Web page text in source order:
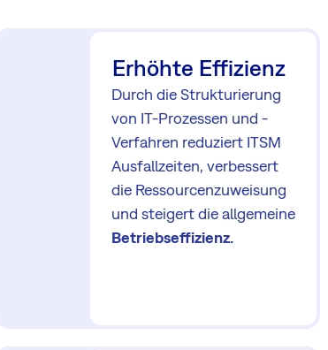
Erhöhte Effizienz
Durch die Strukturierung
von IT-Prozessen und -
Verfahren reduziert ITSM
Ausfallzeiten, verbessert
die Ressourcenzuweisung
und steigert die allgemeine
Betriebseffizienz.